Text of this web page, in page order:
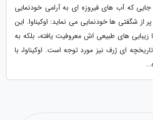
جایی که آب های فیروزه ای به آرامی خودنمایی
از شگفتی ها خودنمایی می نماید: اوکیناوا. این
زیبایی های طبیعی اش معروفیت یافته، بلکه به
ای ژرف نیز مورد توجه است. اوکیناوا، با